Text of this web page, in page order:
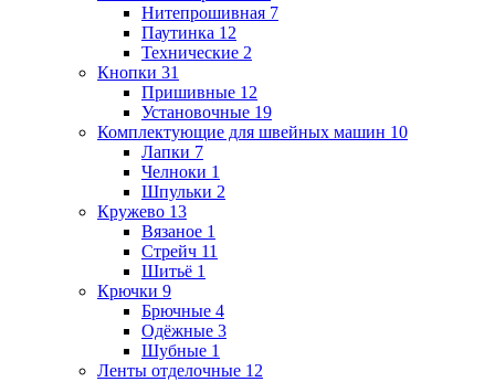
Нитепрошивная 7
Паутинка 12
Технические 2
Кнопки 31
Пришивные 12
Установочные 19
Комплектующие для швейных машин 10
Лапки 7
Челноки 1
Шпульки 2
Кружево 13
Вязаное 1
Стрейч 11
Шитьё 1
Крючки 9
Брючные 4
Одёжные 3
Шубные 1
Ленты отделочные 12